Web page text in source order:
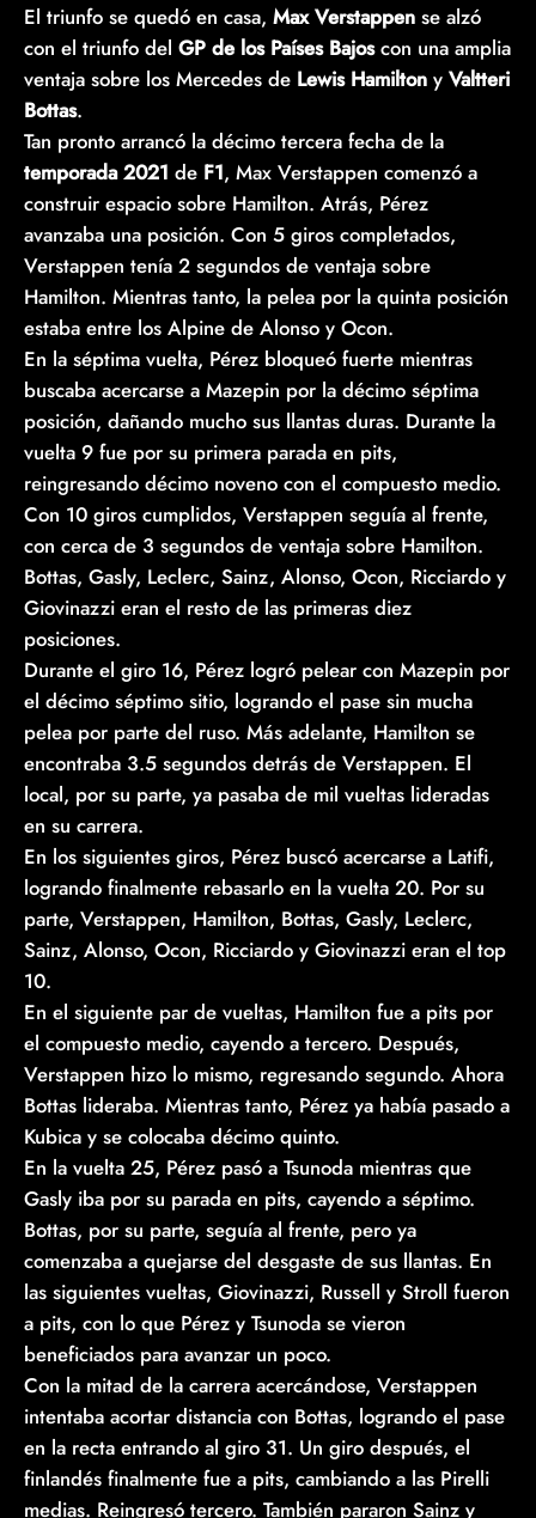
El triunfo se quedó en casa, Max Verstappen se alzó
con el triunfo del GP de los Países Bajoscon una amplia
ventaja sobre los Mercedes de Lewis Hamilton y Valtteri
Bottas.
Tan pronto arrancó la décimo tercera fecha de la
temporada 2021 de F1, Max Verstappen comenzó a
construir espacio sobre Hamilton. Atrás, Pérez
avanzaba una posición. Con 5 giros completados,
Verstappen tenía 2 segundos de ventaja sobre
Hamilton. Mientras tanto, la pelea por la quinta posición
estaba entre los Alpine de Alonso y Ocon.
En la séptima vuelta, Pérez bloqueó fuerte mientras
buscaba acercarse a Mazepin por la décimo séptima
posición, dañando mucho sus llantas duras. Durante la
vuelta 9 fue por su primera parada en pits,
reingresando décimo noveno con el compuesto medio.
Con 10 giros cumplidos, Verstappen seguía al frente,
con cerca de 3 segundos de ventaja sobre Hamilton.
Bottas, Gasly, Leclerc, Sainz, Alonso, Ocon, Ricciardo y
Giovinazzi eran el resto de las primeras diez
posiciones.
Durante el giro 16, Pérez logró pelear con Mazepin por
el décimo séptimo sitio, logrando el pase sin mucha
pelea por parte del ruso. Más adelante, Hamilton se
encontraba 3.5 segundos detrás de Verstappen. El
local, por su parte, ya pasaba de mil vueltas lideradas
en su carrera.
En los siguientes giros, Pérez buscó acercarse a Latifi,
logrando finalmente rebasarlo en la vuelta 20. Por su
parte, Verstappen, Hamilton, Bottas, Gasly, Leclerc,
Sainz, Alonso, Ocon, Ricciardo y Giovinazzi eran el top
10.
En el siguiente par de vueltas, Hamilton fue a pits por
el compuesto medio, cayendo a tercero. Después,
Verstappen hizo lo mismo, regresando segundo. Ahora
Bottas lideraba. Mientras tanto, Pérez ya había pasado a
Kubica y se colocaba décimo quinto.
En la vuelta 25, Pérez pasó a Tsunoda mientras que
Gasly iba por su parada en pits, cayendo a séptimo.
Bottas, por su parte, seguía al frente, pero ya
comenzaba a quejarse del desgaste de sus llantas. En
las siguientes vueltas, Giovinazzi, Russell y Stroll fueron
a pits, con lo que Pérez y Tsunoda se vieron
beneficiados para avanzar un poco.
Con la mitad de la carrera acercándose, Verstappen
intentaba acortar distancia con Bottas, logrando el pase
en la recta entrando al giro 31. Un giro después, el
finlandés finalmente fue a pits, cambiando a las Pirelli
medias. Reingresó tercero. También pararon Sainz y